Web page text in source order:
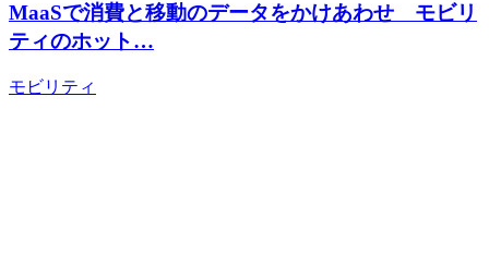
MaaSで消費と移動のデータをかけあわせ モビリ
ティのホット…
モビリティ